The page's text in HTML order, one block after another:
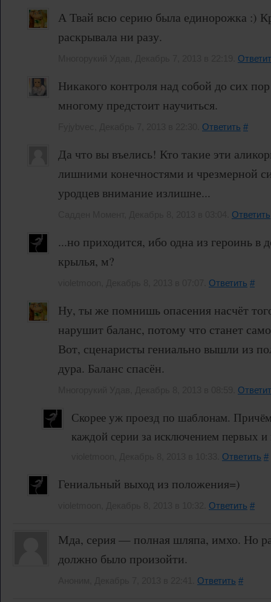
А Твай всю серию была единорожка :)
раскрывала ни разу.
Никакого контроля над собой до сих
многому предстоит научиться.
Ответить #
Да что вы въелись! Кто такие эти
лишними конечностями и чрезмерной
уродцев внимание излишне...
Ответить
...но приходится, ибо одна из героинь в
крылья, м?
Ответить #
Ну, ты же помнишь опасения насчёт
нарушит баланс, потому что станет
Вот, сценаристы гениально вышли из
дура. Баланс спасён.
Скорее уж проезд по шаблонам.
каждой серии за исключением первых
Ответить #
Гениальный выход из положения=)
Ответить #
Мда, серия — полная шляпа, имхо. Но
должно было произойти.
Ответить #